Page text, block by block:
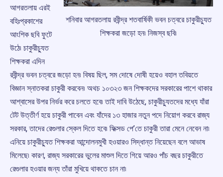
শনিবার আগরতলায় রবীন্দ্র শতবার্ষিকী ভবন চত্বরে চাকুরীচ্যুত
শিক্ষকরা জড়ো হন৷ নিজস্ব ছবি৷
আগরতলায় এরই
বহিঃপ্রকাশের
আংশিক ছবি ফুটে
উঠে৷ চাকুরীচ্যুত
শিক্ষকরা এদিন
রবীন্দ্র ভবন চত্বরে জড়ো হন৷ বিষয় ছিল, সম দোষে দোষী হয়েও বহাল তবিয়তে
বিজ্ঞান স্নাতকরা চাকুরী করবেন৷ অথচ ১০৩২৩ জন শিক্ষকদের সরকারের পাশে থাকার
আশ্বাসের উপর নির্ভর করে চলতে হবে৷ তাই দাবি উঠেছে, চাকুরীচ্যুতদের মধ্যে যাঁরা
টেট উত্তীর্ণ হয়ে চাকুরী পাবেন এবং যাঁদের ১৩ হাজার নতুন পদে নিয়োগ করবে রাজ্য
সরকার, তাদের রেগুলার স্কেল দিতে হবে৷ ফিক্সড পে’তে চাকুরী তারা মেনে নেবেন না৷
এনিয়ে চাকুরীচ্যুত শিক্ষকরা আন্দোলনমুখী হওয়ারও সিদ্ধান্ত নিয়েছেন বলে আভাষ
মিলেছে৷ কারণ, রাজ্য সরকারের ভুলের মাশুল দিতে গিয়ে আরও পাঁচ বছর চাকুরীতে
রেগুলার হওয়ার জন্য তাঁরা মুখিয়ে থাকতে চান না৷